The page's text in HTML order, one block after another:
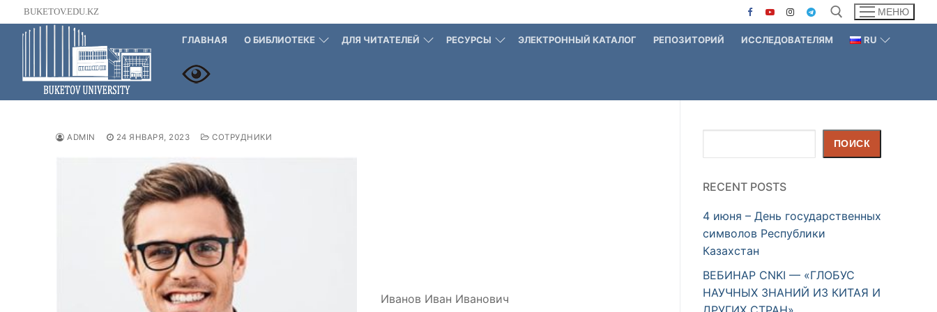
Перейти
к
содержимому
BUKETOV.EDU.KZ МЕНЮ
ГЛАВНАЯ О БИБЛИОТЕКЕ ДЛЯ ЧИТАТЕЛЕЙ РЕСУРСЫ ЭЛЕКТРОННЫЙ КАТАЛОГ РЕПОЗИТОРИЙ ИССЛЕДОВАТЕЛЯМ RU
ADMIN 24 ЯНВАРЯ, 2023 СОТРУДНИКИ
Иванов Иван Иванович
ПОИСК
RECENT POSTS
4 июня – День государственных
символов Республики
Казахстан
ВЕБИНАР CNKI — «ГЛОБУС
НАУЧНЫХ ЗНАНИЙ ИЗ КИТАЯ И